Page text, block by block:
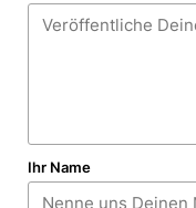
Ihr Name